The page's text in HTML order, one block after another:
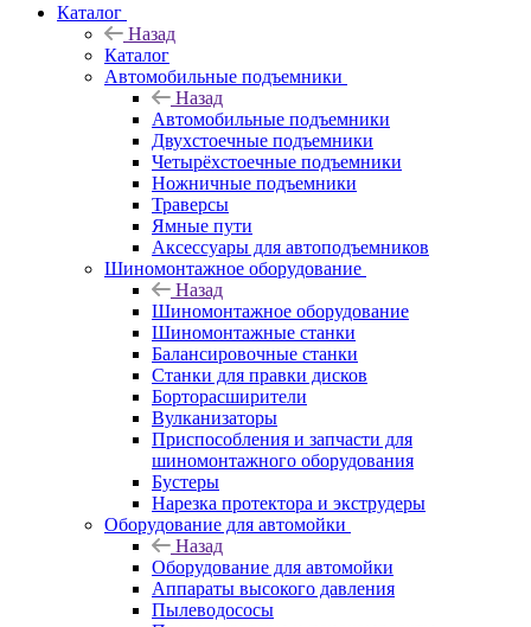
Каталог
Назад
Каталог
Автомобильные подъемники
Назад
Автомобильные подъемники
Двухстоечные подъемники
Четырёхстоечные подъемники
Ножничные подъемники
Траверсы
Ямные пути
Аксессуары для автоподъемников
Шиномонтажное оборудование
Назад
Шиномонтажное оборудование
Шиномонтажные станки
Балансировочные станки
Станки для правки дисков
Борторасширители
Вулканизаторы
Приспособления и запчасти для
шиномонтажного оборудования
Бустеры
Нарезка протектора и экструдеры
Оборудование для автомойки
Назад
Оборудование для автомойки
Аппараты высокого давления
Пылеводососы